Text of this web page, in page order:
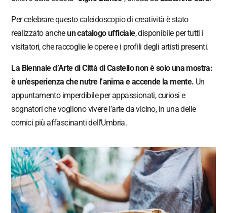
Per celebrare questocaleidoscopiodi creatività è stato
realizzato ancheun catalogo ufficiale, disponibile per tutti i
visitatori, che raccoglie le opere e i profili degli artisti presenti.
La Biennale d’Arte di Città di Castello non è solo una mostra:
è un’esperienza che nutre l’anima e accende la mente. Un
appuntamento imperdibile per appassionati, curiosi e
sognatori che vogliono vivere l’arte da vicino, in una delle
cornici più affascinanti dell’Umbria.